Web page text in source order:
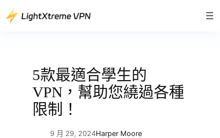
至
5款最適合學生的
VPN，幫助您繞過各種
限制！
9 月 29, 2024Harper Moore